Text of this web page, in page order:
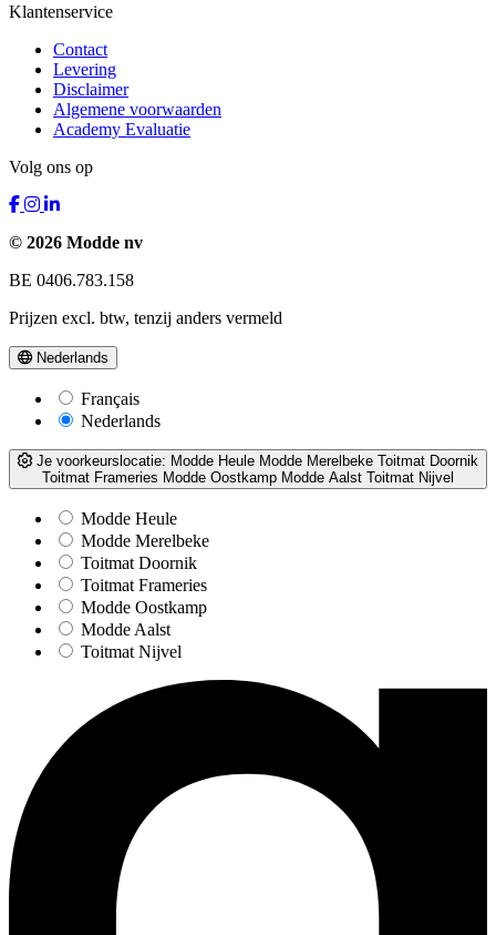
Klantenservice
Contact
Levering
Disclaimer
Algemene voorwaarden
Academy Evaluatie
Volg ons op
© 2026 Modde nv
BE 0406.783.158
Prijzen excl. btw, tenzij anders vermeld
Nederlands
Français
Nederlands
Je voorkeurslocatie: Modde Heule Modde Merelbeke Toitmat Doornik
Toitmat Frameries Modde Oostkamp Modde Aalst Toitmat Nijvel
Modde Heule
Modde Merelbeke
Toitmat Doornik
Toitmat Frameries
Modde Oostkamp
Modde Aalst
Toitmat Nijvel